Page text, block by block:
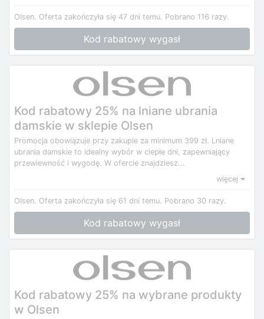
Olsen. Oferta zakończyła się 47 dni temu. Pobrano 116 razy.
Kod rabatowy wygasł
Kod rabatowy 25% na lniane ubrania
damskie w sklepie Olsen
Promocja obowiązuje przy zakupie za minimum 399 zł. Lniane
ubrania damskie to idealny wybór w ciepłe dni, zapewniający
przewiewność i wygodę. W ofercie znajdziesz...
więcej
Olsen. Oferta zakończyła się 61 dni temu. Pobrano 30 razy.
Kod rabatowy wygasł
Kod rabatowy 25% na wybrane produkty
w Olsen